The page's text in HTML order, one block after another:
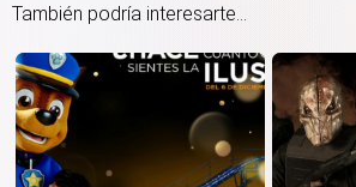
También podría interesarte...